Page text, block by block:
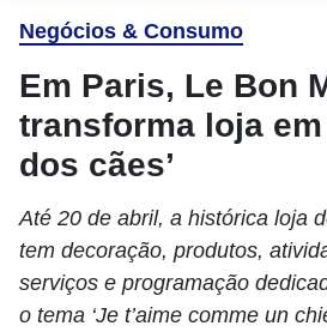
Negócios & Consumo
Em Paris, Le Bon
transforma loja em
dos cães’
Até 20 de abril, a histórica loja
tem decoração, produtos,
serviços e programação
o tema ‘Je t’aime comme un